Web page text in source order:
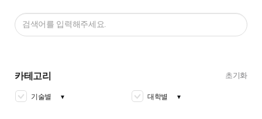
카테고리 초기화
기술별 ▼ 대학별 ▼